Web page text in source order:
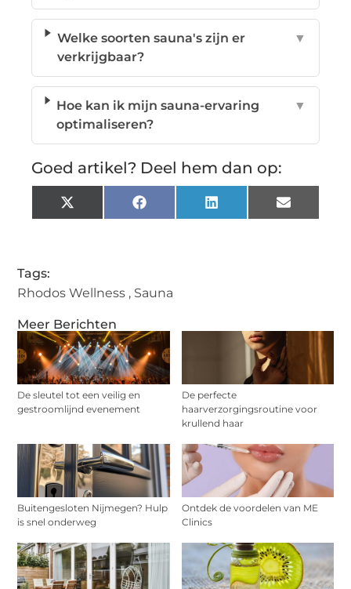
Meer Berichten
De sleutel tot een veilig en
gestroomlijnd evenement
De perfecte
haarverzorgingsroutine voor
krullend haar
Buitengesloten Nijmegen? Hulp
is snel onderweg
Ontdek de voordelen van ME
Clinics
Welke soorten sauna's zijn er
verkrijgbaar?
▼
Hoe kan ik mijn sauna-ervaring
optimaliseren?
▼
Goed artikel? Deel hem dan op:
X
(Twitter)
Facebook LinkedIn Email
Tags:
Rhodos Wellness , Sauna